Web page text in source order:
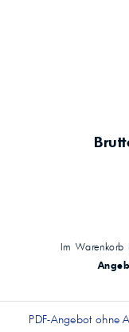
Im
PDF-Angebot ohne